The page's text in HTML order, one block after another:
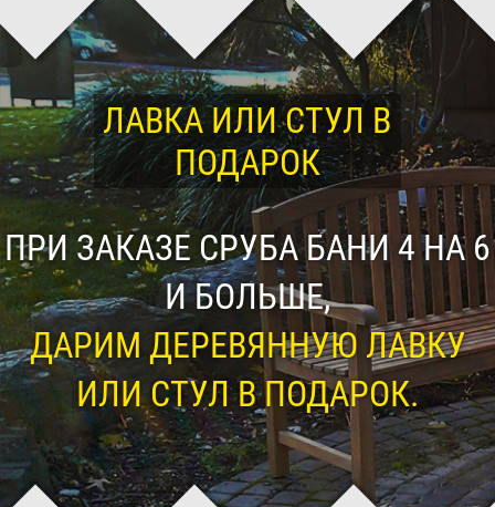
ЛАВКА ИЛИ СТУЛ В
ПОДАРОК
ПРИ ЗАКАЗЕ СРУБА БАНИ 4 НА 6
И БОЛЬШЕ,
ДАРИМ ДЕРЕВЯННУЮ ЛАВКУ
ИЛИ СТУЛ В ПОДАРОК.